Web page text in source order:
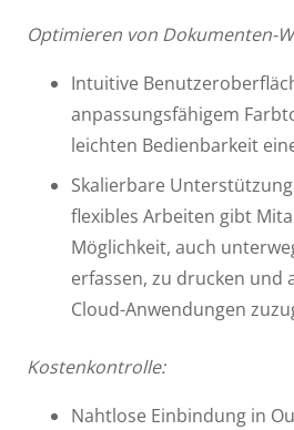
Optimieren von Dokumenten-
Intuitive
anpassungsfähigem
leichten Bedienbarkeit
Skalierbare
flexibles Arbeiten gibt
Möglichkeit, auch
erfassen, zu drucken und
Cloud-Anwendungen
Kostenkontrolle:
Nahtlose Einbindung in